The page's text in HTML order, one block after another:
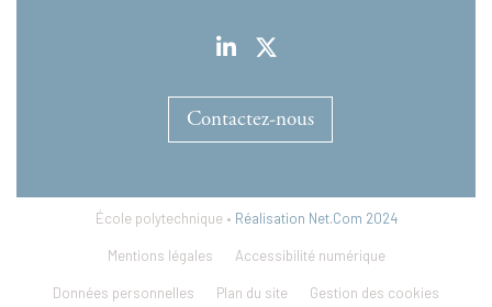
Contactez-nous
École polytechnique • Réalisation Net.Com 2024
Mentions légales Accessibilité numérique
Données personnelles Plan du site Gestion des cookies